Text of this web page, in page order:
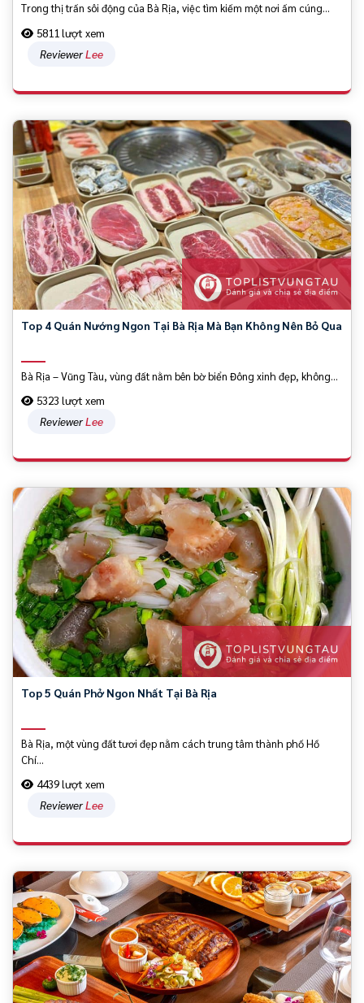
Trong thị trấn sôi động của Bà Rịa, việc tìm kiếm một nơi ấm cúng...
5811 lượt xem
ReviewerLee
Top 4 Quán Nướng Ngon Tại Bà Rịa Mà Bạn Không Nên Bỏ Qua
Bà Rịa – Vũng Tàu, vùng đất nằm bên bờ biển Đông xinh đẹp, không...
5323 lượt xem
ReviewerLee
Top 5 Quán Phở Ngon Nhất Tại Bà Rịa
Bà Rịa, một vùng đất tươi đẹp nằm cách trung tâm thành phố Hồ
Chí...
4439 lượt xem
ReviewerLee